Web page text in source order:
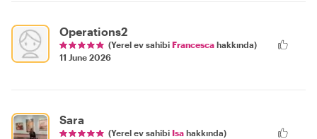
Operations2
(Yerel ev sahibi Francesca hakkında)
11 June 2026
Sara
(Yerel ev sahibi Isa hakkında)